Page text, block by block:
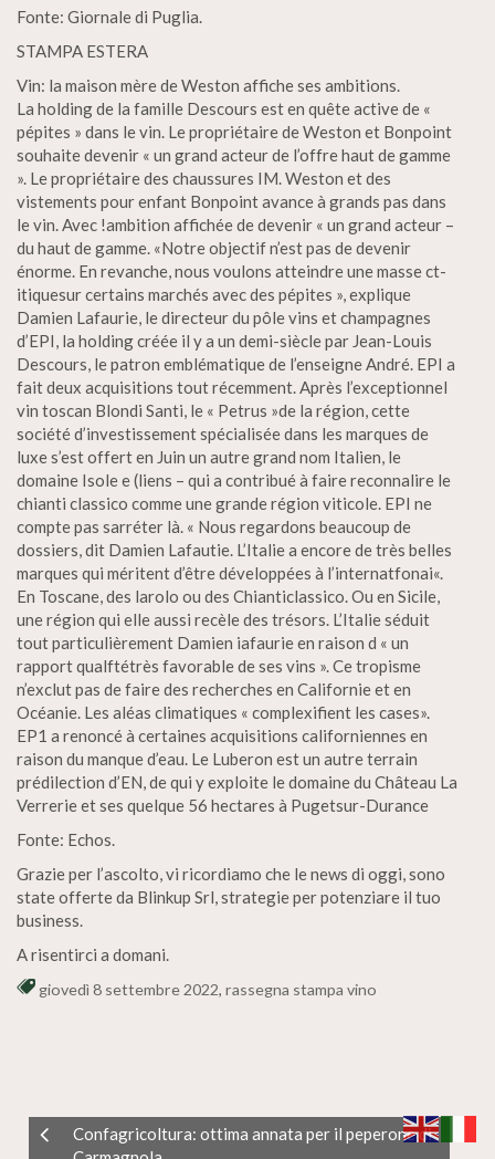
Fonte: Giornale di Puglia.
STAMPA ESTERA
Vin: la maison mère de Weston affiche ses ambitions.
La holding de la famille Descours est en quête active de «
pépites » dans le vin. Le propriétaire de Weston et Bonpoint
souhaite devenir « un grand acteur de l’offre haut de gamme
». Le propriétaire des chaussures IM. Weston et des
vistements pour enfant Bonpoint avance à grands pas dans
le vin. Avec !ambition affichée de devenir « un grand acteur –
du haut de gamme. «Notre objectif n’est pas de devenir
énorme. En revanche, nous voulons atteindre une masse ct-
itiquesur certains marchés avec des pépites », explique
Damien Lafaurie, le directeur du pôle vins et champagnes
d’EPI, la holding créée il y a un demi-siècle par Jean-Louis
Descours, le patron emblématique de l’enseigne André. EPI a
fait deux acquisitions tout récemment. Après l’exceptionnel
vin toscan Blondi Santi, le « Petrus »de la région, cette
société d’investissement spécialisée dans les marques de
luxe s’est offert en Juin un autre grand nom Italien, le
domaine Isole e (liens – qui a contribué à faire reconnalire le
chianti classico comme une grande région viticole. EPI ne
compte pas sarréter là. « Nous regardons beaucoup de
dossiers, dit Damien Lafautie. L’Italie a encore de très belles
marques qui méritent d’être développées à l’internatfonai«.
En Toscane, des larolo ou des Chianticlassico. Ou en Sicile,
une région qui elle aussi recèle des trésors. L’Italie séduit
tout particulièrement Damien iafaurie en raison d « un
rapport qualftétrès favorable de ses vins ». Ce tropisme
n’exclut pas de faire des recherches en Californie et en
Océanie. Les aléas climatiques « complexifient les cases».
EP1 a renoncé à certaines acquisitions californiennes en
raison du manque d’eau. Le Luberon est un autre terrain
prédilection d’EN, de qui y exploite le domaine du Château La
Verrerie et ses quelque 56 hectares à Pugetsur-Durance
Fonte: Echos.
Grazie per l’ascolto, vi ricordiamo che le news di oggi, sono
state offerte da Blinkup Srl, strategie per potenziare il tuo
business.
A risentirci a domani.
giovedì 8 settembre 2022, rassegna stampa vino
Confagricoltura: ottima annata per il peperone di